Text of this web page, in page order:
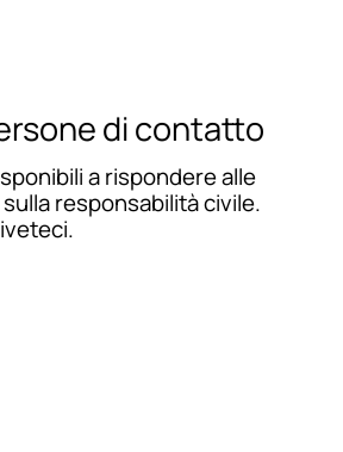
di contatto
a rispondere alle
responsabilità civile.